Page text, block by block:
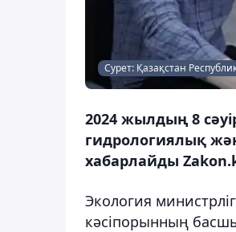
Сурет: Қазақстан
2024 жылдың 8
гидрологиялық
хабарлайды
Экология
кәсіпорынның